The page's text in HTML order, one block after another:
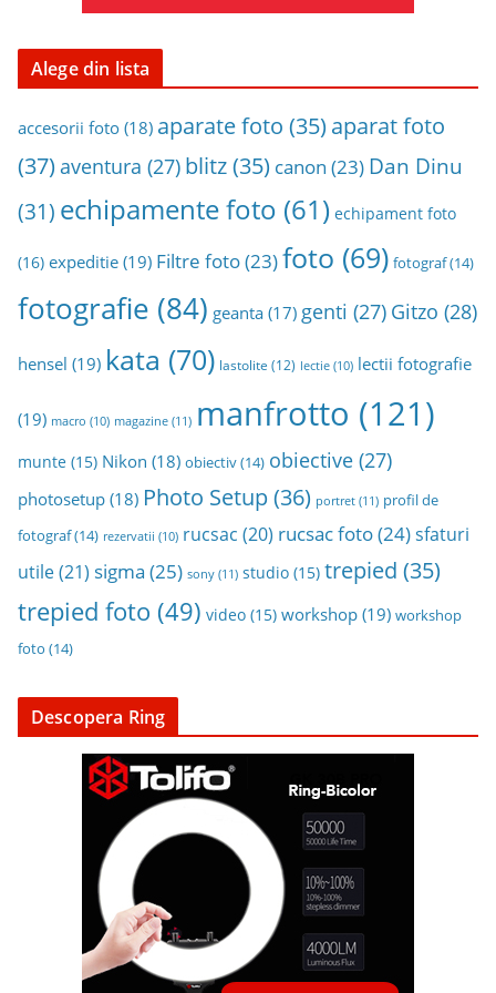
Alege din lista
accesorii foto (18) aparate foto (35) aparat foto
(37) aventura (27) blitz(35) canon (23) Dan Dinu
(31) echipamente foto (61) echipament foto
(16) expeditie (19) Filtre foto(23)foto (69) fotograf(14)
fotografie (84) geanta (17) genti (27) Gitzo (28)
hensel (19) kata (70) lastolite (12) lectie (10) lectii fotografie
(19) macro (10) magazine (11) manfrotto (121)
munte (15) Nikon (18) obiectiv(14) obiective (27)
photosetup (18) Photo Setup(36) portret (11) profil de
fotograf(14) rezervatii (10) rucsac (20) rucsac foto(24)sfaturi
utile(21) sigma (25) sony (11) studio (15) trepied (35)
trepied foto (49) video (15) workshop (19) workshop
foto (14)
Descopera Ring